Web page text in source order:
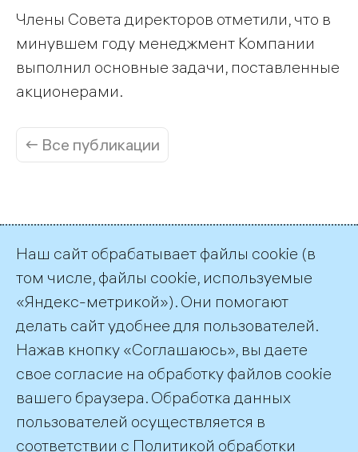
Члены Совета директоров отметили, что в
минувшем году менеджмент Компании
выполнил основные задачи, поставленные
акционерами.
← Все публикации
Пресс-служба ТГК-1
+7 (812) 688-32-84
press@tgc1.ru
Контакты для инвесторов
ir@tgc1.ru
Наш сайт обрабатывает файлы cookie (в
том числе, файлы cookie, используемые
«Яндекс-метрикой»). Они помогают
делать сайт удобнее для пользователей.
Нажав кнопку «Соглашаюсь», вы даете
свое согласие на обработку файлов cookie
вашего браузера. Обработка данных
пользователей осуществляется в
соответствии с Политикой обработки